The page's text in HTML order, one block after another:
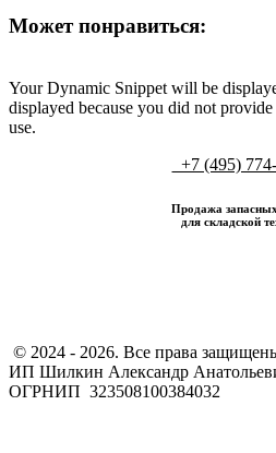
Может понравиться:
Your Dynamic Snippet will be
displayed because you did not
use.
+7 (495)
Продажа
для складской
© 2024 - 2026. Все права
ИП Шилкин Александр
ОГРНИП 323508100384032